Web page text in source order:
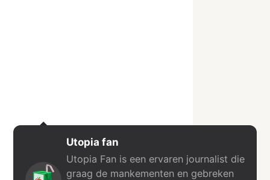
Utopia fan
Utopia Fan is een ervaren journalist die
graag de mankementen en gebreken